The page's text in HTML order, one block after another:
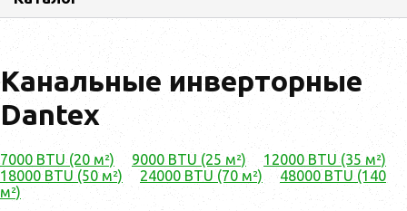
Канальные инверторные
Dantex
7000 BTU (20 м²) 9000 BTU (25 м²)
12000 BTU (35 м²)
18000 BTU (50 м²)
24000 BTU (70 м²)
48000 BTU (140
м²)